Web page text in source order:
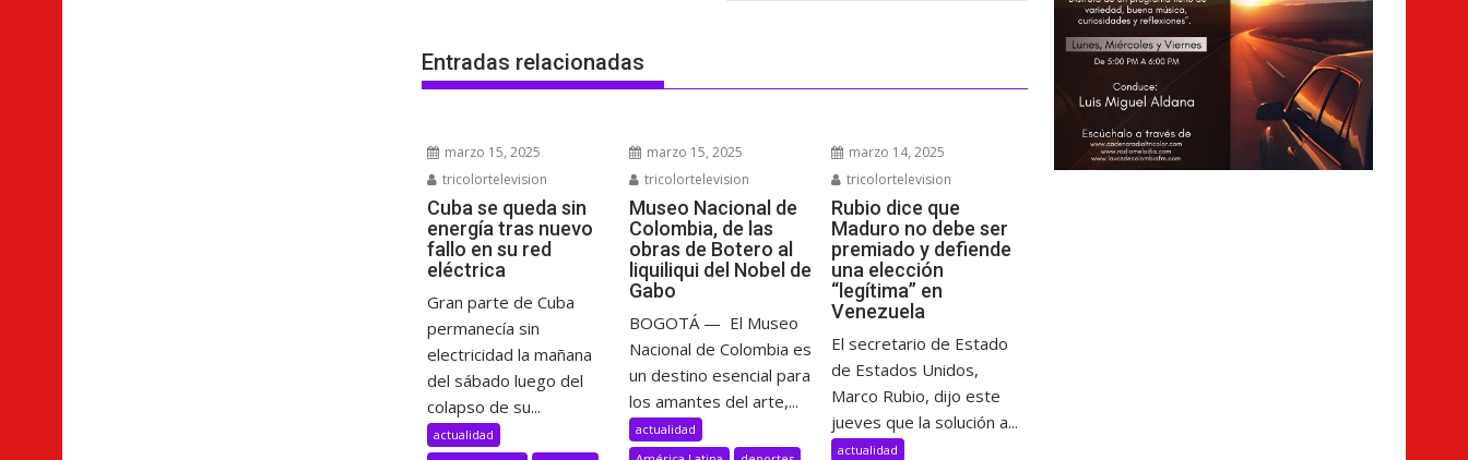
Entradas relacionadas
marzo 15, 2025
tricolortelevision
Cuba se queda sin
energía tras nuevo
fallo en su red
eléctrica
Gran parte de Cuba
permanecía sin
electricidad la mañana
del sábado luego del
colapso de su...
actualidad
marzo 15, 2025
tricolortelevision
Museo Nacional de
Colombia, de las
obras de Botero al
liquiliqui del Nobel de
Gabo
BOGOTÁ — El Museo
Nacional de Colombia es
un destino esencial para
los amantes del arte,...
actualidad
marzo 14, 2025
tricolortelevision
Rubio dice que
Maduro no debe ser
premiado y defiende
una elección
“legítima” en
Venezuela
El secretario de Estado
de Estados Unidos,
Marco Rubio, dijo este
jueves que la solución a...
actualidad